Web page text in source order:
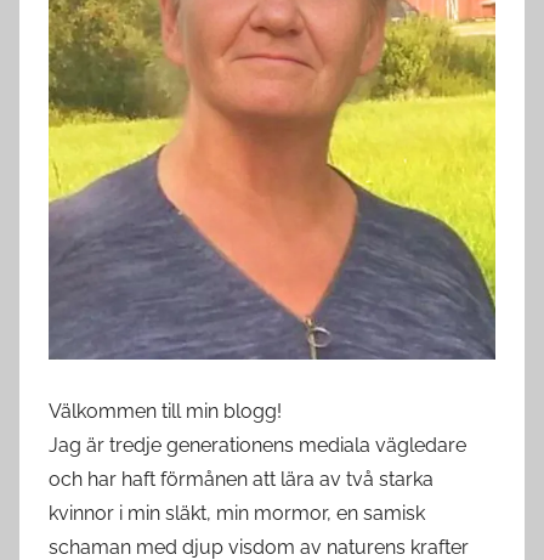
Välkommen till min blogg!
Jag är tredje generationens mediala vägledare
och har haft förmånen att lära av två starka
kvinnor i min släkt, min mormor, en samisk
schaman med djup visdom av naturens krafter